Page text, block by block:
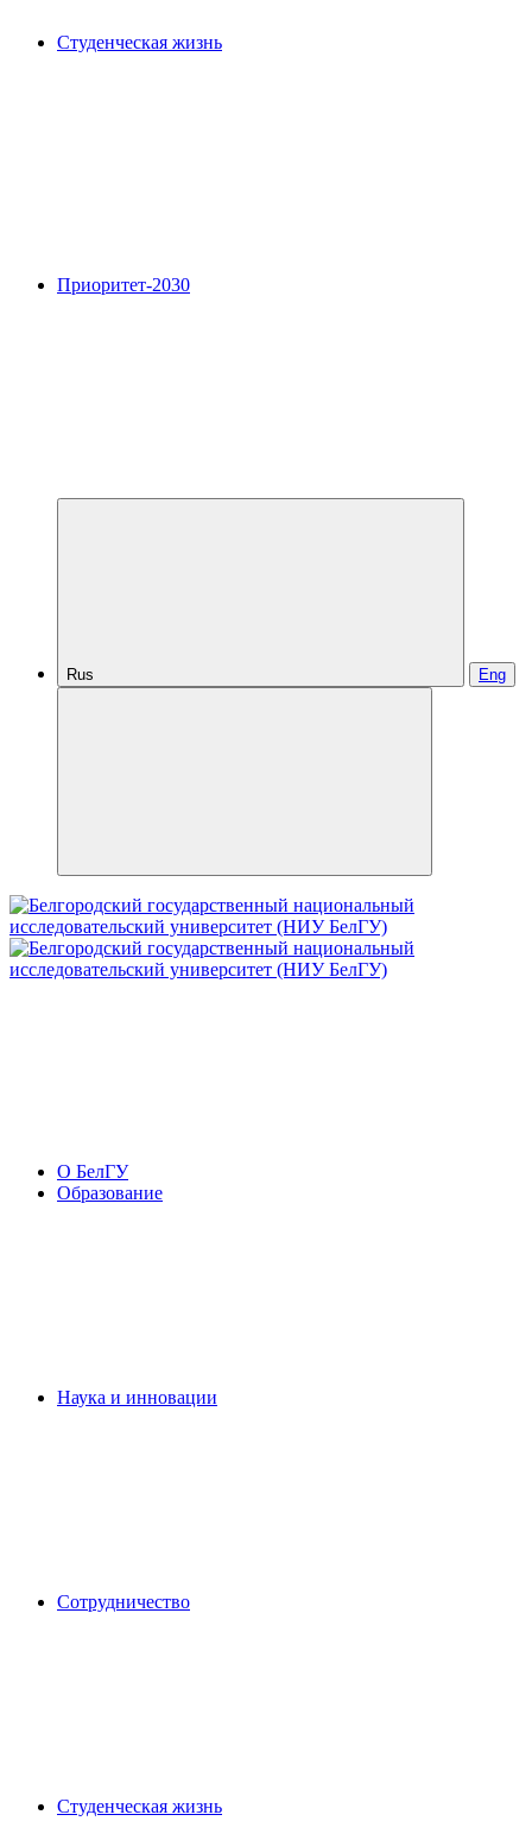
Студенческая жизнь
Приоритет-2030
Rus Eng
О БелГУ
Образование
Наука и инновации
Сотрудничество
Студенческая жизнь